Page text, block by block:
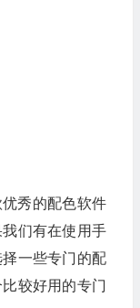
秀的配色软件
们有在使用手
一些专门的配
较好用的专门